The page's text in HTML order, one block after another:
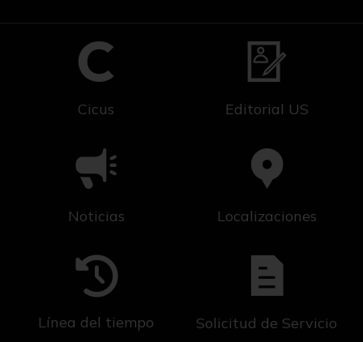
Cicus Editorial US
Noticias Localizaciones
Línea del tiempo Solicitud de Servicio